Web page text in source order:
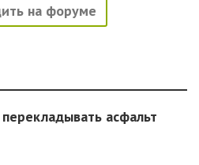
на форуме
асфальт